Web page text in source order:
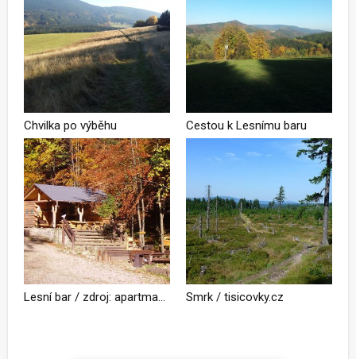
Chvilka po výběhu Cestou k Lesnímu baru
Lesní bar / zdroj: apartmanjeseniky.eu Smrk / tisicovky.cz